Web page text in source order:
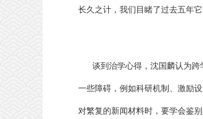
长久之计，我们目睹了过去五年
谈到治学心得，沈国麟认为
一些障碍，例如科研机制、激励
对繁复的新闻材料时，要学会鉴